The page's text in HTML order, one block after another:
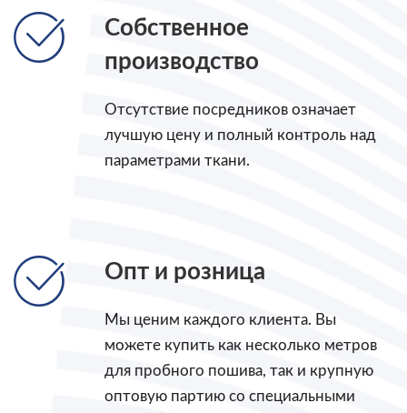
Собственное
производство
Отсутствие посредников означает
лучшую цену и полный контроль над
параметрами ткани.
Опт и розница
Мы ценим каждого клиента. Вы
можете купить как несколько метров
для пробного пошива, так и крупную
оптовую партию со специальными